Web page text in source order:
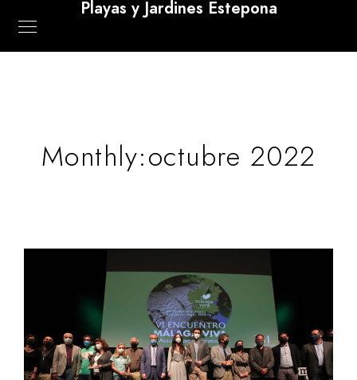
Playas y Jardines Estepona
Monthly:octubre 2022